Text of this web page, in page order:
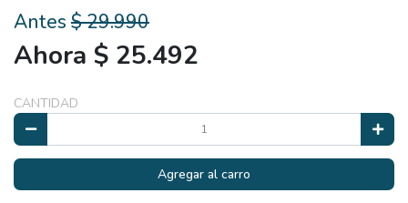
Antes $ 29.990
Ahora $ 25.492
CANTIDAD
Agregar al carro